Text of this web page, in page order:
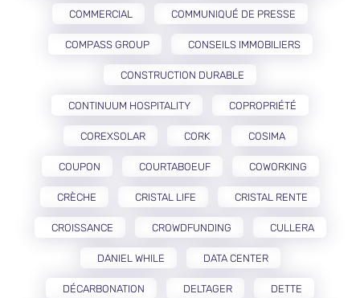
COMMERCIAL COMMUNIQUÉ DE PRESSE
COMPASS GROUP CONSEILS IMMOBILIERS
CONSTRUCTION DURABLE
CONTINUUM HOSPITALITY COPROPRIÉTÉ
COREXSOLAR CORK COSIMA
COUPON COURTABOEUF COWORKING
CRÈCHE CRISTAL LIFE CRISTAL RENTE
CROISSANCE CROWDFUNDING CULLERA
DANIEL WHILE DATA CENTER
DÉCARBONATION DELTAGER DETTE